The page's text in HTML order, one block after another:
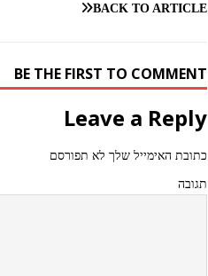
BACK TO ARTICLE
BE THE FIRST TO COMMENT
Leave a Reply
כתובת האימייל שלך לא תפורסם
תגובה